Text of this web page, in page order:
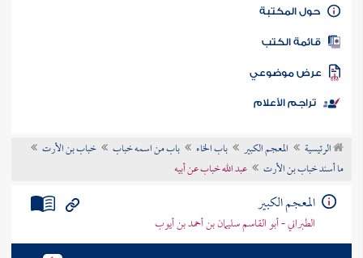
كتاب الأمة
المكتبة
الكتب
موضوعي
تراجم الأعلام
الرئيسية المعجم الكبير باب الخاء باب من اسمه خباب
خباب بن الأرت
ما أسند خباب بن الأرت
عبد الله خباب عن أبيه
المعجم الكبير
الطبراني - أبو القاسم سليمان بن أحمد بن أيوب